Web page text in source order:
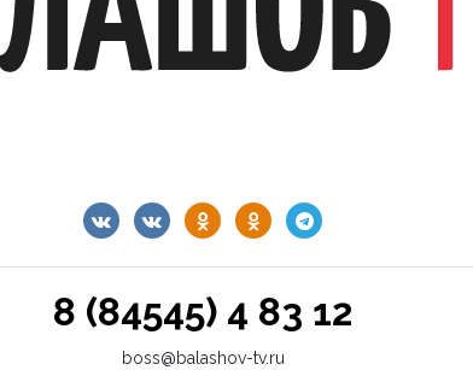
8 (84545) 4 83 12
boss@balashov-tv.ru